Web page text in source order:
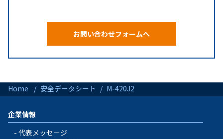
お問い合わせフォームへ
Home 安全データシート M-420J2
企業情報
代表メッセージ